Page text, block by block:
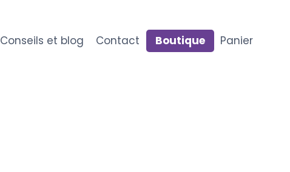
Conseils et blog Contact Boutique Panier